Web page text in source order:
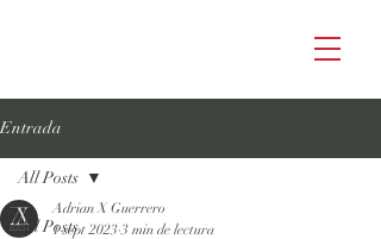
Entrada
All Posts
All Posts
Adrian X Guerrero
1 sept 2023 3 min de lectura